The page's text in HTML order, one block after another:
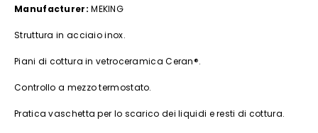
Manufacturer: MEKING
Struttura in acciaio inox.
Piani di cottura in vetroceramica Ceran®.
Controllo a mezzo termostato.
Pratica vaschetta per lo scarico dei liquidi e resti di cottura.